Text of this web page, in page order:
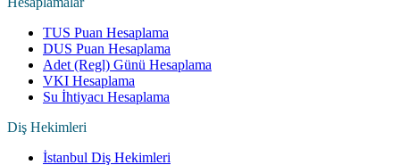
TUS Puan Hesaplama
DUS Puan Hesaplama
Adet (Regl) Günü Hesaplama
VKI Hesaplama
Su İhtiyacı Hesaplama
Diş Hekimleri
İstanbul Diş Hekimleri